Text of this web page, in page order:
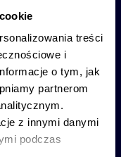
treści
i
o tym, jak
partnerom
z innymi danymi
podczas